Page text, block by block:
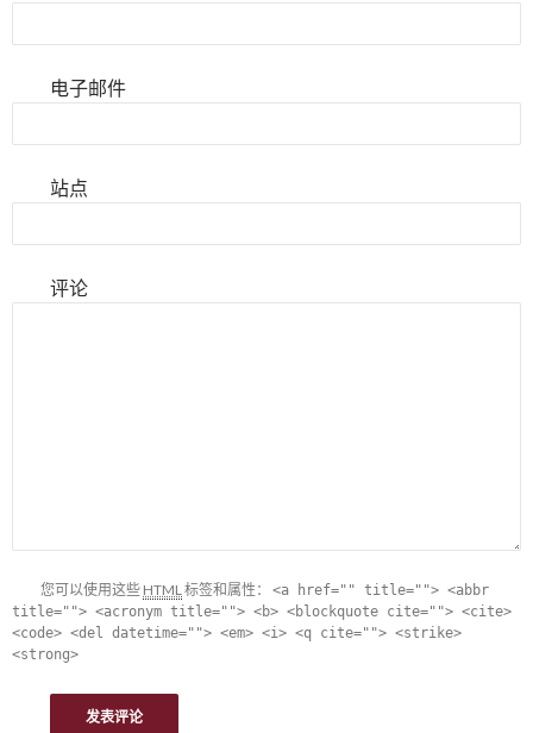
电子邮件
站点
评论
您可以使用这些 HTML标签和属性： <a href="" title=""> <abbr
title=""> <acronym title=""> <b> <blockquote cite=""> <cite>
<code> <del datetime=""> <em> <i> <q cite=""> <strike>
<strong>